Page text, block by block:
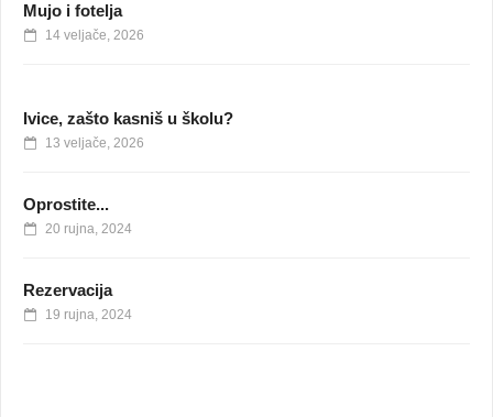
Mujo i fotelja
14 veljače, 2026
Ivice, zašto kasniš u školu?
13 veljače, 2026
Oprostite...
20 rujna, 2024
Rezervacija
19 rujna, 2024